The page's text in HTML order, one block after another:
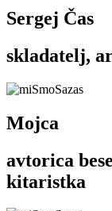
Sergej Čas
skladatelj,
Mojca
avtorica
kitaristka